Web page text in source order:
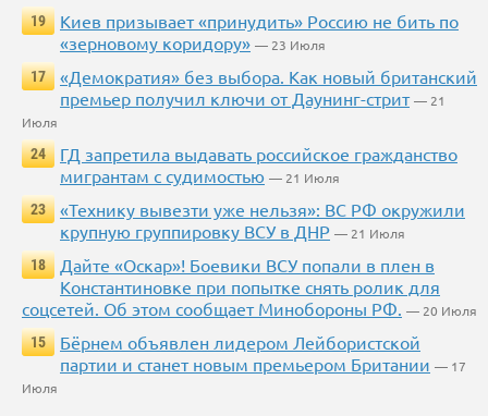
19
Киев призывает «принудить» Россию не бить по
«зерновому коридору» — 23 Июля
17
«Демократия» без выбора. Как новый британский
премьер получил ключи от Даунинг-стрит — 21
Июля
24
ГД запретила выдавать российское гражданство
мигрантам с судимостью — 21 Июля
23
«Технику вывезти уже нельзя»: ВС РФ окружили
крупную группировку ВСУ в ДНР — 21 Июля
18
Дайте «Оскар»! Боевики ВСУ попали в плен в
Константиновке при попытке снять ролик для
соцсетей. Об этом сообщает Минобороны РФ. — 20 Июля
15
Бёрнем объявлен лидером Лейбористской
партии и станет новым премьером Британии — 17
Июля